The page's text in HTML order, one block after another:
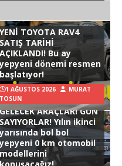
YENİ TOYOTA RAV4
SATIŞ TARİHİ
AÇIKLANDI! Bu ay
yepyeni dönemi resmen
başlatıyor!
1 AĞUSTOS 2026
MURAT
TOSUN
GELECEK ARAÇLAR! GÜN
SAYIYORLAR! Yılın ikinci
yarısında bol bol
yepyeni 0 km otomobil
modellerini